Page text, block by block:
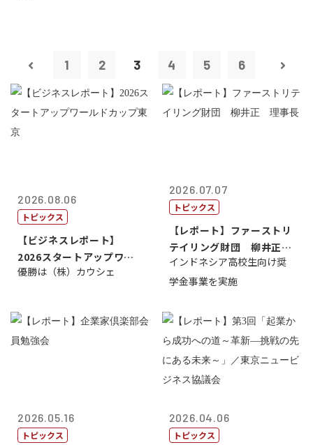
1 2 3 4 5 6
2026.08.06
トピックス
【ビジネスレポート】
2026スタートアップワー
ルドカップ東京
優勝は（株）カウシェ
2026.07.07
トピックス
【レポート】ファーストリ
テイリング財団 柳井正
理事長
インドネシア高校生向け奨
学金事業を実施
2026.05.16
トピックス
2026.04.06
トピックス